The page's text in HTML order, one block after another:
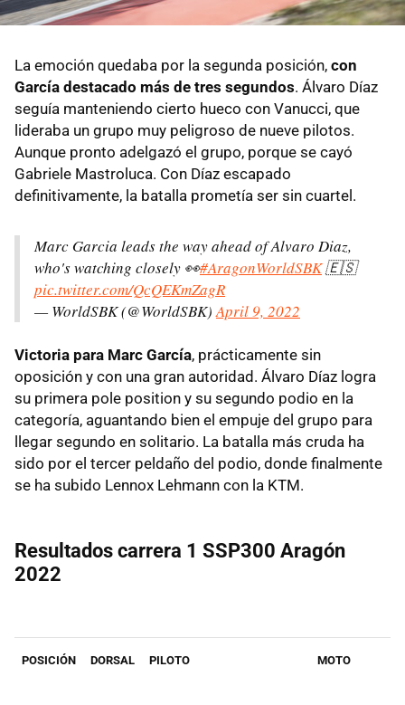
La emoción quedaba por la segunda posición, con
García destacado más de tres segundos. Álvaro Díaz
seguía manteniendo cierto hueco con Vanucci, que
lideraba un grupo muy peligroso de nueve pilotos.
Aunque pronto adelgazó el grupo, porque se cayó
Gabriele Mastroluca. Con Díaz escapado
definitivamente, la batalla prometía ser sin cuartel.
Marc Garcia leads the way ahead of Alvaro Diaz,
who's watching closely 👀#AragonWorldSBK🇪🇸
pic.twitter.com/QcQEKmZagR
— WorldSBK (@WorldSBK)April 9, 2022
Victoria para Marc García, prácticamente sin
oposición y con una gran autoridad. Álvaro Díaz logra
su primera pole position y su segundo podio en la
categoría, aguantando bien el empuje del grupo para
llegar segundo en solitario. La batalla más cruda ha
sido por el tercer peldaño del podio, donde finalmente
se ha subido Lennox Lehmann con la KTM.
Resultados carrera 1 SSP300 Aragón
2022
POSICIÓN DORSAL PILOTO MOTO